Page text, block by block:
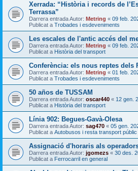
Xerrada: “Història i records de
Terrassa”
Darrera entrada Autor: Metring « 09 feb.
Publicat a Trobades i esdeveniments
Les escales de l'antic accés del
Darrera entrada Autor: Metring « 09 feb.
Publicat a Història del transport
Conferència: els nous reptes dels
Darrera entrada Autor: Metring « 01 feb.
Publicat a Trobades i esdeveniments
50 años de TUSSAM
Darrera entrada Autor: oscar440 « 12 gen.
Publicat a Història del transport
Línia 902: Begues-Gavà-Olesa
Darrera entrada Autor: sag470 « 05 gen.
Publicat a Autobusos i resta transport públic
Assignació d'horaris als
Darrera entrada Autor: jgomezs « 30 des.
Publicat a Ferrocarril en general